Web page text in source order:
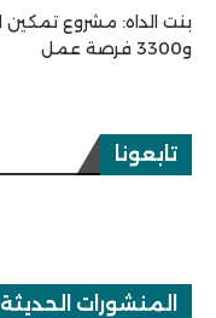
و3300 فرصة عمل
تابعونا
المنشورات الحديثة